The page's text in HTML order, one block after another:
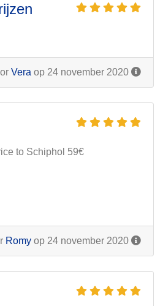
Vera op 24 november 2020
to Schiphol 59€
Romy op 24 november 2020